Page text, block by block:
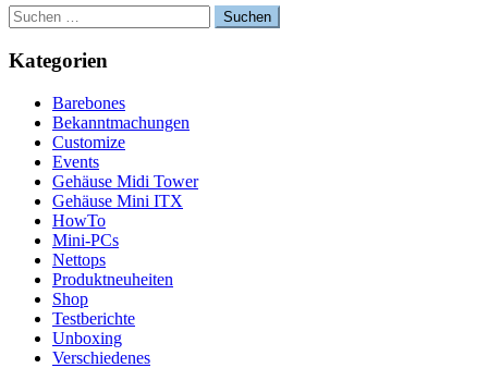
Suchen
nach:
Kategorien
Barebones
Bekanntmachungen
Customize
Events
Gehäuse Midi Tower
Gehäuse Mini ITX
HowTo
Mini-PCs
Nettops
Produktneuheiten
Shop
Testberichte
Unboxing
Verschiedenes